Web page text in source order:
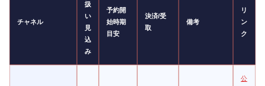
チャネル
扱
い
見
込
み
予約開
始時期
目安
決済/受
取
備考
リ
ン
ク
公